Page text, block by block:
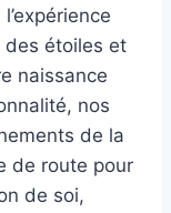
des étoiles et
naissance
nos
de la
de route pour
de soi,